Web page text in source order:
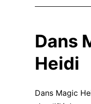
Dans
Heidi
Dans Magic